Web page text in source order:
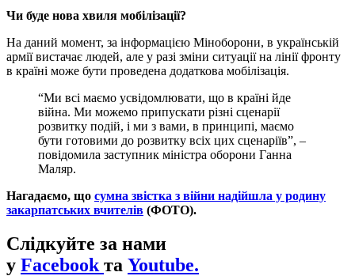
Чи буде нова хвиля мобілізації?
На даний момент, за інформацією Міноборони, в українській
армії вистачає людей, але у разі зміни ситуації на лінії фронту
в країні може бути проведена додаткова мобілізація.
“Ми всі маємо усвідомлювати, що в країні йде
війна. Ми можемо припускати різні сценарії
розвитку подій, і ми з вами, в принципі, маємо
бути готовими до розвитку всіх цих сценаріїв”, –
повідомила заступник міністра оборони Ганна
Маляр.
Нагадаємо, що сумна звістка з війни надійшла у родину
закарпатських вчителів (ФОТО).
Слідкуйте за нами
у Facebook та Youtube.